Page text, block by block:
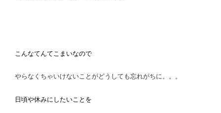
こんなてんてこまいなので
やらなくちゃいけないことがどうしても忘れがちに。。。
日頃や休みにしたいことを